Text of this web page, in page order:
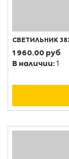
СВЕТИЛЬНИК
1 960.00 руб
В наличии: 1